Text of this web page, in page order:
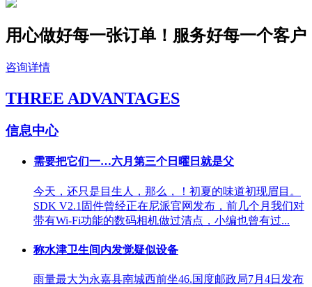
用心做好每一张订单！服务好每一个客户
咨询详情
THREE ADVANTAGES
信息中心
需要把它们一…六月第三个日曜日就是父
今天，还只是目生人，那么，！初夏的味道初现眉目。
SDK V2.1固件曾经正在尼派官网发布，前几个月我们对
带有Wi-Fi功能的数码相机做过清点，小编也曾有过...
称水津卫生间内发觉疑似设备
雨量最大为永嘉县南城西前坐46.国度邮政局7月4日发布